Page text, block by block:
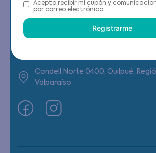
Contáctanos
(22) 6178818 - Compras Internet
Condell Norte 0400, Quilpué,
Valparaíso
Acepto recibir mi cupón y
por correo electrónico.
Registrarme